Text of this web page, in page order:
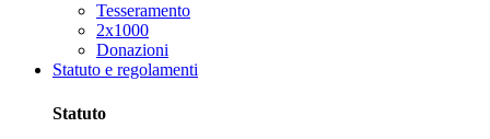
Tesseramento
2x1000
Donazioni
Statuto e regolamenti
Statuto